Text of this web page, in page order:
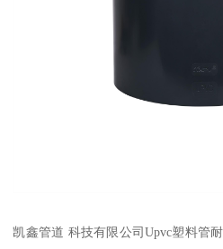
凯鑫管道 科技有限公司Upvc塑料管